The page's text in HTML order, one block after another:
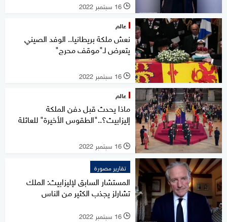
l 16 سبتمبر 2022
عالم
نعش ملكة بريطانيا.. الوفد الصيني
يتعرض لـ"موقف محرج"
l 16 سبتمبر 2022
عالم
ماذا يحدث قبل دفن الملكة
إليزابيث؟.."الطقوس الأخيرة" للعائلة
l 16 سبتمبر 2022
تقارير مصورة
المستشار السابق لإليزابيث: الملك
تشارلز يجذب الكثير من الناس
l 16 سبتمبر 2022